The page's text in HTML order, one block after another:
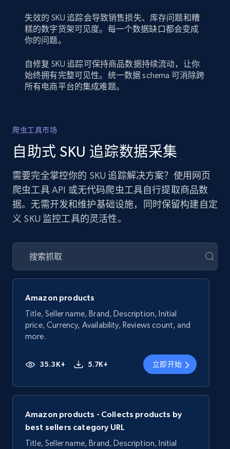
失效的 SKU 追踪会导致销售损失、库存问题和糟
糕的数字货架可见度。每一个数据缺口都会变成
你的问题。
自修复 SKU 追踪可保持商品数据持续流动，让你
始终拥有完整可见性。统一数据 schema 可消除跨
所有电商平台的集成难题。
爬虫工具市场
自助式 SKU 追踪数据采集
需要完全掌控你的 SKU 追踪解决方案？使用网页
爬虫工具 API 或无代码爬虫工具自行提取商品数
据。无需开发和维护基础设施，同时保留构建自定
义 SKU 监控工具的灵活性。
Amazon products
Title, Seller name, Brand, Description, Initial
price, Currency, Availability, Reviews count, and
more.
35.3K+ 5.7K+ 立即开始
Amazon products - Collects products by
best sellers category URL
Title, Seller name, Brand, Description, Initial